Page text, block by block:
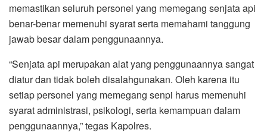
memastikan seluruh personel yang memegang senjata api
benar-benar memenuhi syarat serta memahami tanggung
jawab besar dalam penggunaannya.
“Senjata api merupakan alat yang penggunaannya sangat
diatur dan tidak boleh disalahgunakan. Oleh karena itu
setiap personel yang memegang senpi harus memenuhi
syarat administrasi, psikologi, serta kemampuan dalam
penggunaannya,” tegas Kapolres.